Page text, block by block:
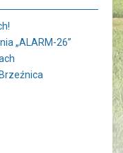
„ALARM-26”